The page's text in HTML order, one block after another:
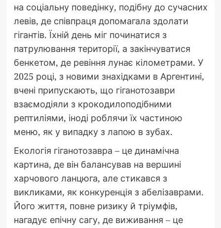
на соціальну поведінку, подібну до сучасних
левів, де співпраця допомагала здолати
гігантів. Їхній день міг починатися з
патрулювання території, а закінчуватися
бенкетом, де ревіння лунає кілометрами. У
2025 році, з новими знахідками в Аргентині,
вчені припускають, що гіганотозаври
взаємодіяли з крокодилоподібними
рептиліями, іноді роблячи їх частиною
меню, як у випадку з лапою в зубах.
Екологія гіганотозавра – це динамічна
картина, де він балансував на вершині
харчового ланцюга, але стикався з
викликами, як конкуренція з абелізаврами.
Його життя, повне ризику й тріумфів,
нагадує епічну сагу, де виживання – це